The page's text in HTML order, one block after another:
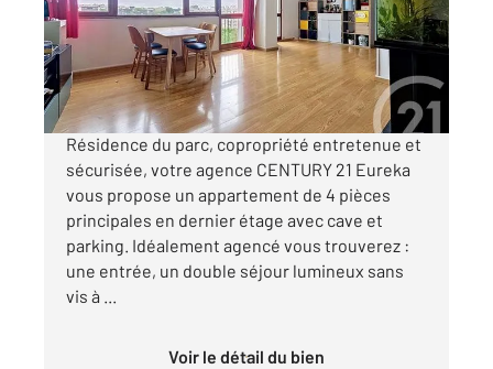
Appartement F4 à vendre
289 000 €
Visiter le site dédié
Résidence du parc, copropriété entretenue et
sécurisée, votre agence CENTURY 21 Eureka
vous propose un appartement de 4 pièces
principales en dernier étage avec cave et
parking. Idéalement agencé vous trouverez :
une entrée, un double séjour lumineux sans
vis à ...
Voir le détail du bien